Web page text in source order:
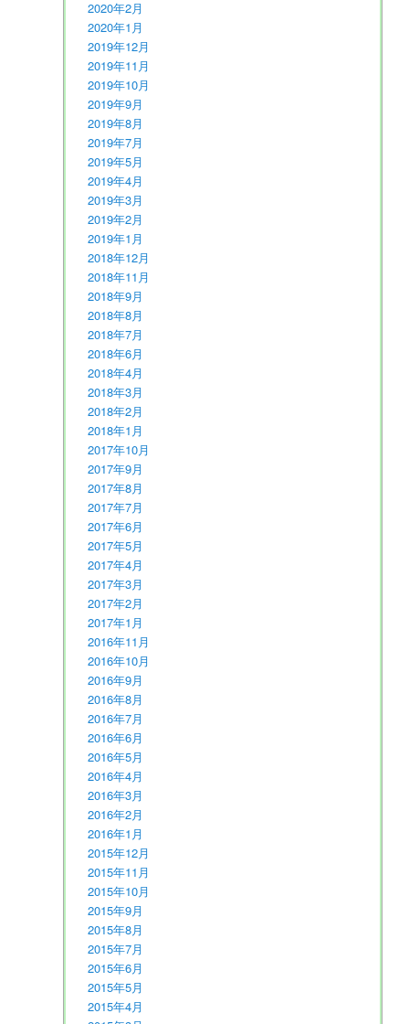
2020年2月
2020年1月
2019年12月
2019年11月
2019年10月
2019年9月
2019年8月
2019年7月
2019年5月
2019年4月
2019年3月
2019年2月
2019年1月
2018年12月
2018年11月
2018年9月
2018年8月
2018年7月
2018年6月
2018年4月
2018年3月
2018年2月
2018年1月
2017年10月
2017年9月
2017年8月
2017年7月
2017年6月
2017年5月
2017年4月
2017年3月
2017年2月
2017年1月
2016年11月
2016年10月
2016年9月
2016年8月
2016年7月
2016年6月
2016年5月
2016年4月
2016年3月
2016年2月
2016年1月
2015年12月
2015年11月
2015年10月
2015年9月
2015年8月
2015年7月
2015年6月
2015年5月
2015年4月